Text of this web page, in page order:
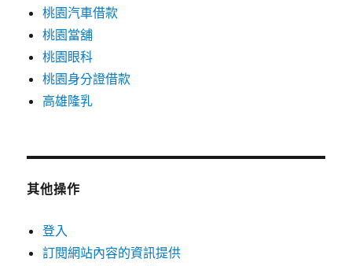
桃園汽車借款
桃園當舖
桃園眼科
桃園身分證借款
高雄隆乳
其他操作
登入
訂閱網站內容的資訊提供